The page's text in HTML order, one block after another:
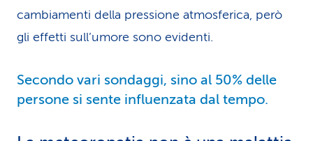
cambiamenti della pressione atmosferica, però
gli effetti sull’umore sono evidenti.
Secondo vari sondaggi, sino al 50% delle
persone si sente influenzata dal tempo.